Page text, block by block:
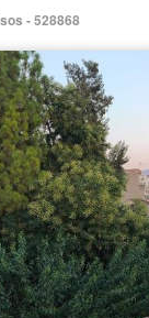
- 528868